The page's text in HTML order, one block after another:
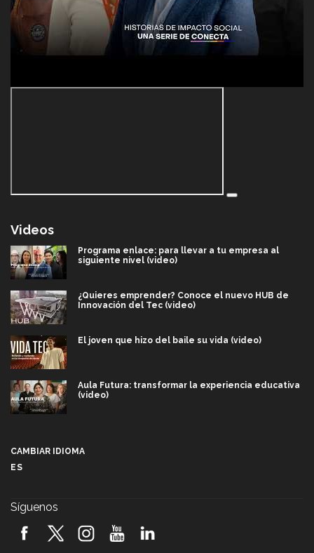
Videos
Programa enlace: para llevar a tu empresa al
siguiente nivel (video)
¿Quieres emprender? Conoce el nuevo HUB de
Innovación del Tec (video)
El joven que hizo del baile su vida (video)
Aula Futura: transformar la experiencia educativa
(video)
2026! (video)
CAMBIAR IDIOMA
ES
Síguenos